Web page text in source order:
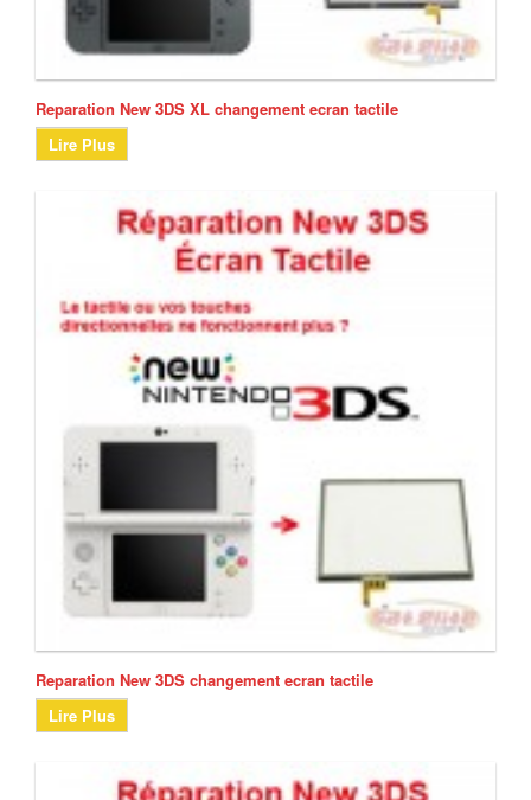
Reparation New 3DS XL changement ecran tactile
Lire Plus
Reparation New 3DS changement ecran tactile
Lire Plus